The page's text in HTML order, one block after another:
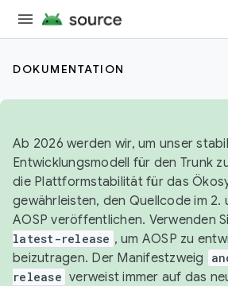
DOKUMENTATION
Ab 2026 werden wir, um unser
Entwicklungsmodell für den Trunk
die Plattformstabilität für das
gewährleisten, den Quellcode im 2.
AOSP veröffentlichen. Verwenden
latest-release , um AOSP zu
beizutragen. Der Manifestzweig
release verweist immer auf das